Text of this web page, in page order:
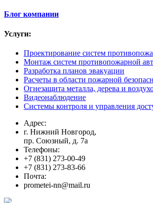
Блог компании
Услуги:
Проектирование систем
Монтаж систем противопожарной
Разработка планов эвакуации
Расчеты в области пожарной
Огнезащита металла, дерева и
Видеонаблюдение
Системы контроля и управления
Адрес:
г. Нижний Новгород,
пр. Союзный, д. 7а
Телефоны:
+7 (831) 273-00-49
+7 (831) 273-83-66
Почта:
prometei-nn@mail.ru